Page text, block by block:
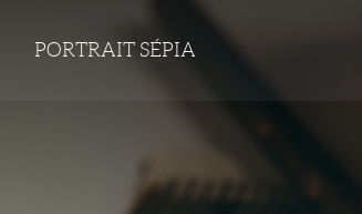
PORTRAIT SÉPIA